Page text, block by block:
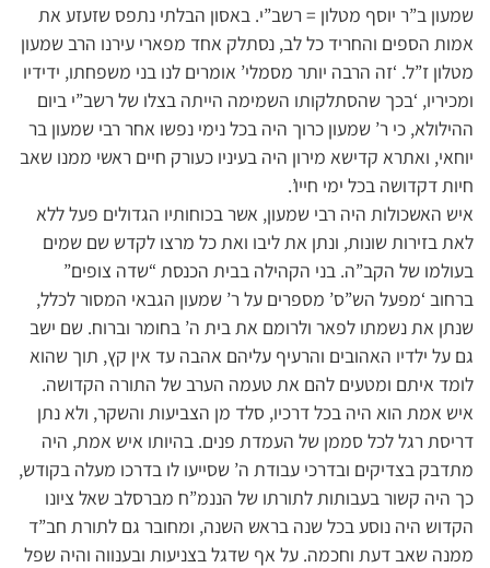
שמעון ב”ר יוסף מטלון = רשב”י. באסון הבלתי נתפס שזעזע את
אמות הספים והחריד כל לב, נסתלק אחד מפארי עירנו הרב שמעון
מטלון ז”ל. ‘זה הרבה יותר מסמלי’ אומרים לנו בני משפחתו, ידידיו
ומכיריו, ‘בכך שהסתלקותו השמימה הייתה בצלו של רשב”י ביום
ההילולא, כי ר’ שמעון כרוך היה בכל נימי נפשו אחר רבי שמעון בר
יוחאי, ואתרא קדישא מירון היה בעיניו כעורק חיים ראשי ממנו שאב
חיות דקדושה בכל ימי חייו’.
איש האשכולות היה רבי שמעון, אשר בכוחותיו הגדולים פעל ללא
לאת בזירות שונות, ונתן את ליבו ואת כל מרצו לקדש שם שמים
בעולמו של הקב”ה. בני הקהילה בבית הכנסת “שדה צופים”
ברחוב ‘מפעל הש”ס’ מספרים על ר’ שמעון הגבאי המסור לכלל,
שנתן את נשמתו לפאר ולרומם את בית ה’ בחומר וברוח. שם ישב
גם על ילדיו האהובים והרעיף עליהם אהבה עד אין קץ, תוך שהוא
לומד איתם ומטעים להם את טעמה הערב של התורה הקדושה.
איש אמת הוא היה בכל דרכיו, סלד מן הצביעות והשקר, ולא נתן
דריסת רגל לכל סממן של העמדת פנים. בהיותו איש אמת, היה
מתדבק בצדיקים ובדרכי עבודת ה’ שסייעו לו בדרכו מעלה בקודש,
כך היה קשור בעבותות לתורתו של הננמ”ח מברסלב שאל ציונו
הקדוש היה נוסע בכל שנה בראש השנה, ומחובר גם לתורת חב”ד
ממנה שאב דעת וחכמה. על אף שדגל בצניעות ובענווה והיה שפל